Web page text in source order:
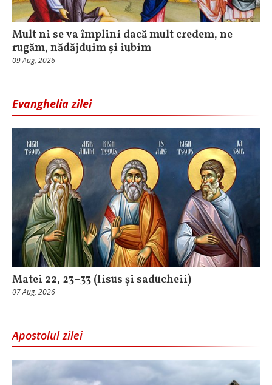
Mult ni se va împlini dacă mult credem, ne
rugăm, nădăjduim și iubim
09 Aug, 2026
Evanghelia zilei
Matei 22, 23–33 (Iisus și saducheii)
07 Aug, 2026
Apostolul zilei